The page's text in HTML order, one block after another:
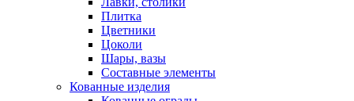
Плитка
Цветники
Цоколи
Шары, вазы
Составные элементы
Кованные изделия